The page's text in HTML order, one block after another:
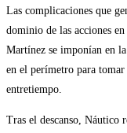
Las complicaciones que
dominio de las acciones
Martínez se imponían en
en el perímetro para
entretiempo.
Tras el descanso, Náutico